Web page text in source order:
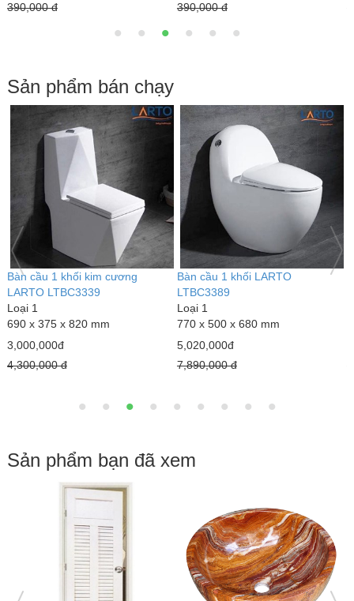
390,000 đ
390,000 đ
Sản phẩm bán chạy
Bàn cầu 1 khối kim cương
LARTO LTBC3339
Loại 1
690 x 375 x 820 mm
3,000,000đ
4,300,000 đ
Bàn cầu 1 khối LARTO
LTBC3389
Loại 1
770 x 500 x 680 mm
5,020,000đ
7,890,000 đ
Sản phẩm bạn đã xem